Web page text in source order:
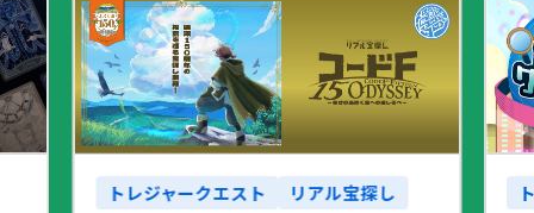
トレジャークエスト リアル宝探し